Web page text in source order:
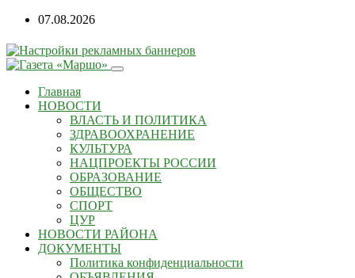
07.08.2026
Главная
НОВОСТИ
ВЛАСТЬ И ПОЛИТИКА
ЗДРАВООХРАНЕНИЕ
КУЛЬТУРА
НАЦПРОЕКТЫ РОССИИ
ОБРАЗОВАНИЕ
ОБЩЕСТВО
СПОРТ
ЦУР
НОВОСТИ РАЙОНА
ДОКУМЕНТЫ
Политика конфиденциальности